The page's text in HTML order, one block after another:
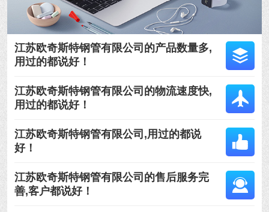
江苏欧奇斯特钢管有限公司的产品数量多,
用过的都说好！
江苏欧奇斯特钢管有限公司的物流速度快,
用过的都说好！
江苏欧奇斯特钢管有限公司,用过的都说
好！
江苏欧奇斯特钢管有限公司的售后服务完
善,客户都说好！